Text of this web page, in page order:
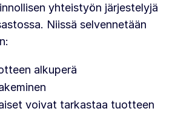
yhteistyön järjestelyjä
Niissä selvennetään
alkuperä
voivat tarkastaa tuotteen